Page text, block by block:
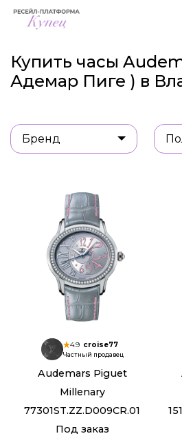
Купить часы
Адемар Пиге ) в
Бренд
4.9 croise77
Частный продавец
Audemars Piguet
Millenary
77301ST.ZZ.D009CR.01
Под заказ